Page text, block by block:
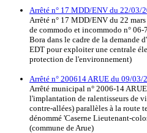
Arrêté n° 17 MDD/ENV du 22/03/
Arrêté n° 17 MDD/ENV du 22
de commodo et incommodo n°
Bora dans le cadre de la demande
EDT pour exploiter une centrale
protection de l'environnement)
Arrêté n° 200614 ARUE du 09/03/
Arrêté municipal n° 2006-14
l'implantation de ralentisseurs de
contre-allées) parallèles à la route
dénommé 'Caserne Lieutenant-
(commune de Arue)